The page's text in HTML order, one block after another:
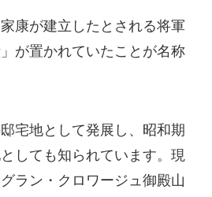
康が建立したとされる将軍
が置かれていたことが名称
宅地として発展し、昭和期
しても知られています。現
ラン・クロワージュ御殿山